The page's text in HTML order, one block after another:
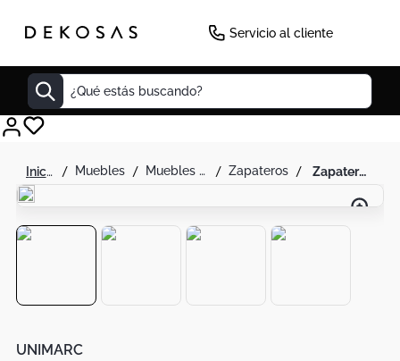
Servicio al cliente
¿Qué estás buscando?
muebles muebles de alcoba zapateros zapatero organizador multiuso con ganchos y estantes
UNIMARC
Decoracion
Cuadro
Sillas